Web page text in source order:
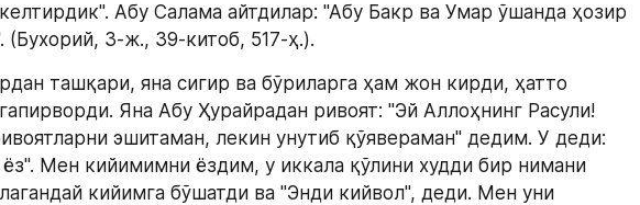
Абу Салама айтдилар: "Абу Бакр ва Умар ўшанда ҳозир
(Бухорий, 3-ж., 39-китоб, 517-ҳ.).
ташқари, яна сигир ва бўриларга ҳам жон кирди, ҳатто
Яна Абу Ҳурайрадан ривоят: "Эй Аллоҳнинг Расули!
эшитаман, лекин унутиб қўявераман" дедим. У деди:
Мен кийимимни ёздим, у иккала қўлини худди бир нимани
кийимга бўшатди ва "Энди кийвол", деди. Мен уни